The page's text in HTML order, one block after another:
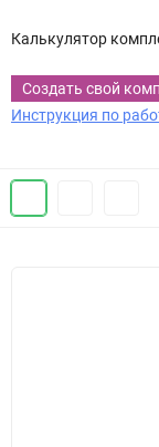
Калькулятор
Создать свой
Инструкция по